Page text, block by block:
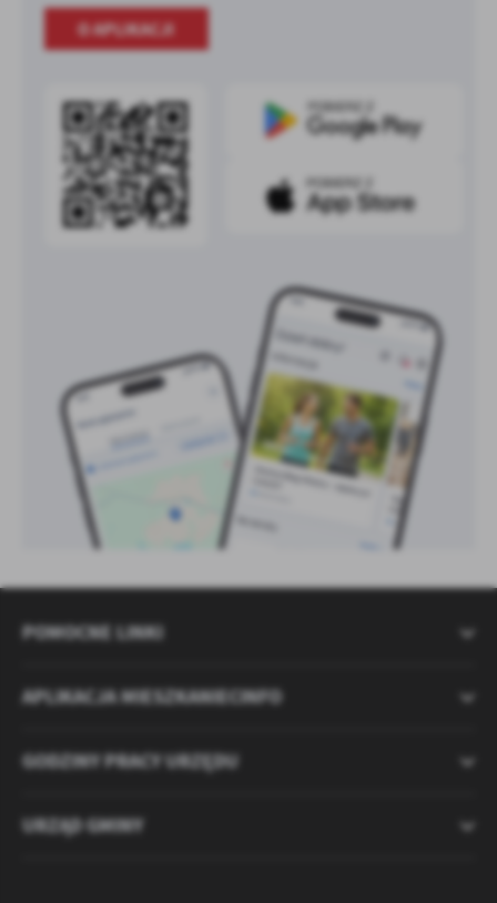
O APLIKACJI
POMOCNE LINKI
APLIKACJA MIESZKANIECINFO
GODZINY PRACY URZĘDU
URZĄD GMINY